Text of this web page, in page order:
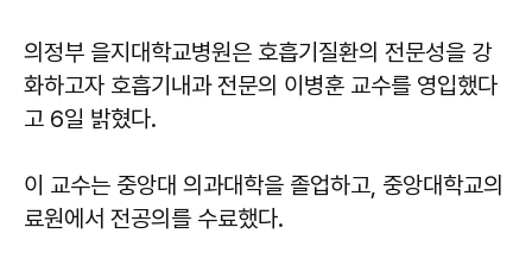
의정부 을지대학교병원은 호흡기질환의 전문성을 강
화하고자 호흡기내과 전문의 이병훈 교수를 영입했다
고 6일 밝혔다.
이 교수는 중앙대 의과대학을 졸업하고, 중앙대학교의
료원에서 전공의를 수료했다.